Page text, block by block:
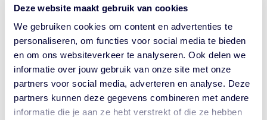
Deze website maakt gebruik van cookies
We gebruiken cookies om content en advertenties te
personaliseren, om functies voor social media te bieden
en om ons websiteverkeer te analyseren. Ook delen we
informatie over jouw gebruik van onze site met onze
partners voor social media, adverteren en analyse. Deze
partners kunnen deze gegevens combineren met andere
informatie die je aan ze hebt verstrekt of die ze hebben
Ook Nederland U25 maakte indruk. Het jonge team
plaatste zich knap voor de halve finales en verzekerde
zich door het hoge puntenaantal van de derde plaats.
Daarmee bekroonde de U25-selectie een sterk toernooi
met een bronzen medaille.
De dubbele podiumplek is een teken van de breedte en
kracht van het Nederlandse 3×3-vrouwenbasketbal en